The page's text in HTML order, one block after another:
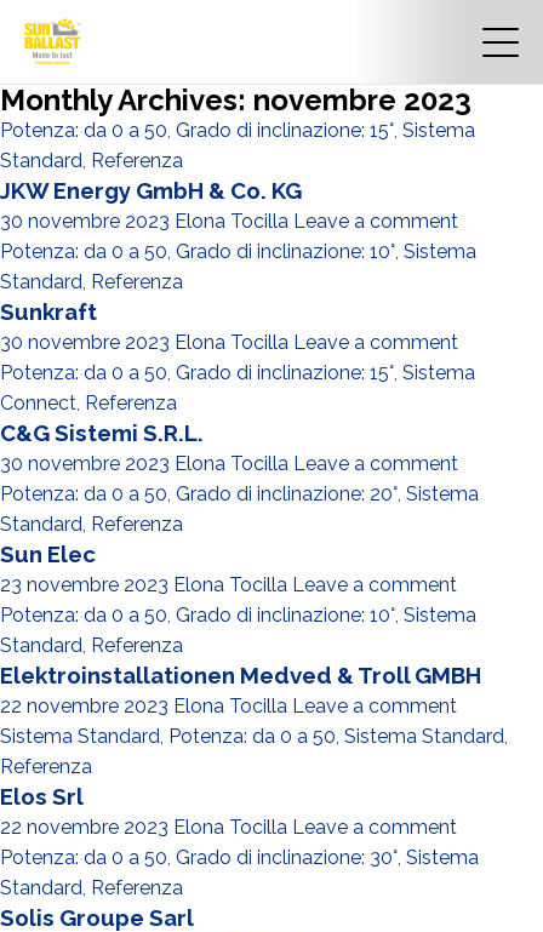
Monthly Archives: novembre 2023
Potenza: da 0 a 50, Grado di inclinazione: 15°, Sistema
Standard, Referenza
JKW Energy GmbH & Co. KG
30 novembre 2023 Elona Tocilla Leave a comment
Potenza: da 0 a 50, Grado di inclinazione: 10°, Sistema
Standard, Referenza
Sunkraft
30 novembre 2023 Elona Tocilla Leave a comment
Potenza: da 0 a 50, Grado di inclinazione: 15°, Sistema
Connect, Referenza
C&G Sistemi S.R.L.
30 novembre 2023 Elona Tocilla Leave a comment
Potenza: da 0 a 50, Grado di inclinazione: 20°, Sistema
Standard, Referenza
Sun Elec
23 novembre 2023 Elona Tocilla Leave a comment
Potenza: da 0 a 50, Grado di inclinazione: 10°, Sistema
Standard, Referenza
Elektroinstallationen Medved & Troll GMBH
22 novembre 2023 Elona Tocilla Leave a comment
Sistema Standard, Potenza: da 0 a 50, Sistema Standard,
Referenza
Elos Srl
22 novembre 2023 Elona Tocilla Leave a comment
Potenza: da 0 a 50, Grado di inclinazione: 30°, Sistema
Standard, Referenza
Solis Groupe Sarl